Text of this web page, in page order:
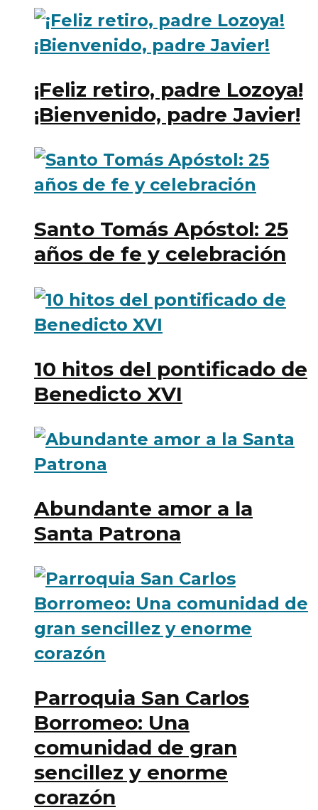
¡Feliz retiro, padre Lozoya!
¡Bienvenido, padre Javier!
Santo Tomás Apóstol: 25
años de fe y celebración
10 hitos del pontificado de
Benedicto XVI
Abundante amor a la
Santa Patrona
Parroquia San Carlos
Borromeo: Una
comunidad de gran
sencillez y enorme
corazón